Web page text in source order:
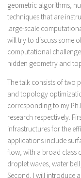
geometric algorithms,
techniques that are
large-scale
will try to discuss some
computational
hidden geometry and
The talk consists of two
and topology
corresponding to my
research respectively.
infrastructures for the
applications include
flow, with a broad class
droplet waves, water
Second, I will introduce